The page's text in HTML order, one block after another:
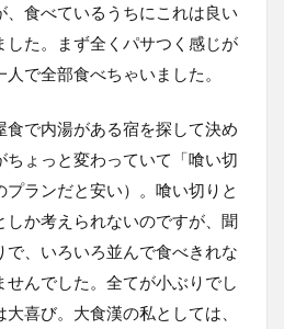
食べているうちにこれは良い
した。まず全くパサつく感じが
で全部食べちゃいました。
食で内湯がある宿を探して決め
ちょっと変わっていて「喰い切
プランだと安い）。喰い切りと
しか考えられないのですが、聞
で、いろいろ並んで食べきれな
んでした。全てが小ぶりでし
喜び。大食漢の私としては、